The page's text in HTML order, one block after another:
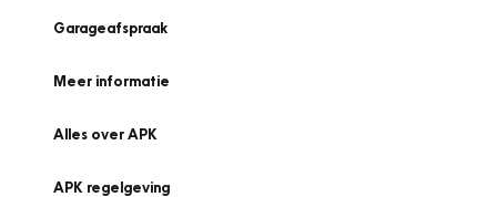
Garageafspraak
Meer informatie
Alles over APK
APK regelgeving